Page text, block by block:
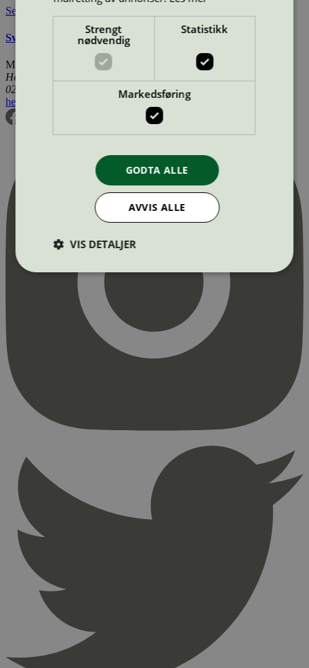
Se også
Svanemerkets krav til hoteller og andre overnattingssteder
Miljømerking Norge
Henrik Ibsens gate 20
0255 Oslo
hei@svanemerket.no
24 14 46 00 Org. nr: 971 279 362 MVA
Strengt
nødvendig
Statistikk
Markedsføring
GODTA ALLE
AVVIS ALLE
VIS DETALJER
Strengt nødvendig
Statistikk
Strengt nødvendige informasjonskapsler tillater
kjernefunksjoner på nettstedet, som
Utløpsdato
.svanemerket.no
minutter
54
sekunder
29
minutter
sekunder
.svanemerket.no
nelapi-product-archive-filters
svanemerket.no
svanemerket.no